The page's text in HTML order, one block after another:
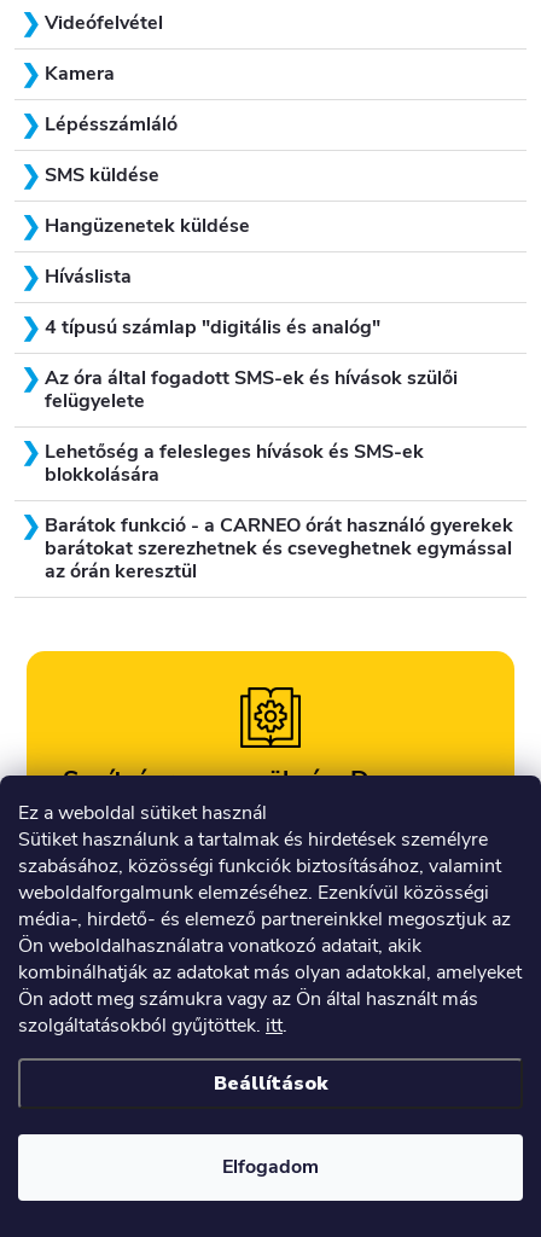
Ez a weboldal sütiket használ
Sütiket használunk a tartalmak és hirdetések személyre
szabásához, közösségi funkciók biztosításához, valamint
weboldalforgalmunk elemzéséhez. Ezenkívül közösségi
média-, hirdető- és elemező partnereinkkel megosztjuk az
Ön weboldalhasználatra vonatkozó adatait, akik
kombinálhatják az adatokat más olyan adatokkal, amelyeket
Ön adott meg számukra vagy az Ön által használt más
szolgáltatásokból gyűjtöttek. itt.
Beállítások
Elfogadom
Videófelvétel
Kamera
Lépésszámláló
SMS küldése
Hangüzenetek küldése
Híváslista
4 típusú számlap "digitális és analóg"
Az óra által fogadott SMS-ek és hívások szülői
felügyelete
Lehetőség a felesleges hívások és SMS-ek
blokkolására
Barátok funkció - a CARNEO órát használó gyerekek
barátokat szerezhetnek és cseveghetnek egymással
az órán keresztül
Segítségre van szükségeD a
Carneo Guardkid+ 4G Platinum
telepítéséhez?
Itt megtaláljOD a termék és az alkalmazás
telepítéséhez szükséges információkat, utasításokat
és GYIK-et >
Termékparaméterek
Vita